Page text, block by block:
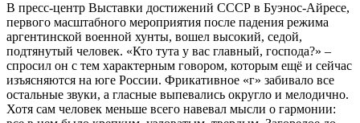
В пресс-центр Выставки достижений СССР в Буэнос-Айресе,
первого масштабного мероприятия после падения режима
аргентинской военной хунты, вошел высокий, седой,
подтянутый человек. «Кто тута у вас главный, господа?» –
спросил он с тем характерным говором, которым ещё и сейчас
изъясняются на юге России. Фрикативное «г» забивало все
остальные звуки, а гласные выпевались округло и мелодично.
Хотя сам человек меньше всего навевал мысли о гармонии: